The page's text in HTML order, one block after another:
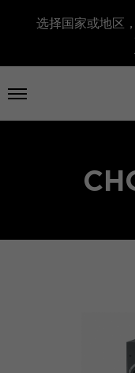
选择国家或地区
打开菜单